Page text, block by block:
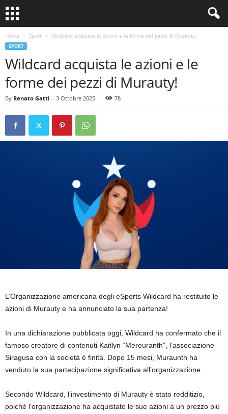
Home Sport Wildcard acquista le azioni e le forme dei pezzi di Murauty!
SPORT
Wildcard acquista le azioni e le
forme dei pezzi di Murauty!
By Renato Gatti - 3 Ottobre 2025 78
L’Organizzazione americana degli eSports Wildcard ha restituito le
azioni di Murauty e ha annunciato la sua partenza!
In una dichiarazione pubblicata oggi, Wildcard ha confermato che il
famoso creatore di contenuti Kaitlyn “Mereuranth”, l’associazione
Siragusa con la società è finita. Dopo 15 mesi, Muraunth ha
venduto la sua partecipazione significativa all’organizzazione.
Secondo Wildcard, l’investimento di Murauty è stato redditizio,
poiché l’organizzazione ha acquistato le sue azioni a un prezzo più